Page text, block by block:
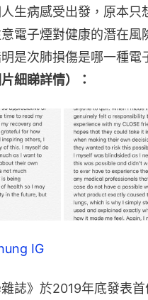
生病感受出發，原本只
電子煙對健康的潛在風
是次肺損傷是哪一種電
細睇詳情）：
IG
雜誌》於2019年底發表